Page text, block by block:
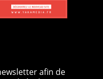
afin de